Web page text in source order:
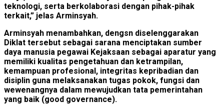
teknologi, serta berkolaborasi dengan pihak-pihak
terkait,” jelas Arminsyah.
Arminsyah menambahkan, dengsn diselenggarakan
Diklat tersebut sebagai sarana menciptakan sumber
daya manusia pegawai Kejaksaan sebagai aparatur yang
memiliki kualitas pengetahuan dan ketrampilan,
kemampuan profesional, integritas kepribadian dan
disiplin guna melaksanakan tugas pokok, fungsi dan
wewenangnya dalam mewujudkan tata pemerintahan
yang baik (good governance).